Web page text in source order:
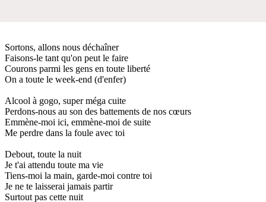
Sortons, allons nous déchaîner
Faisons-le tant qu'on peut le faire
Courons parmi les gens en toute liberté
On a toute le week-end (d'enfer)
Alcool à gogo, super méga cuite
Perdons-nous au son des battements de nos cœurs
Emmène-moi ici, emmène-moi de suite
Me perdre dans la foule avec toi
Debout, toute la nuit
Je t'ai attendu toute ma vie
Tiens-moi la main, garde-moi contre toi
Je ne te laisserai jamais partir
Surtout pas cette nuit